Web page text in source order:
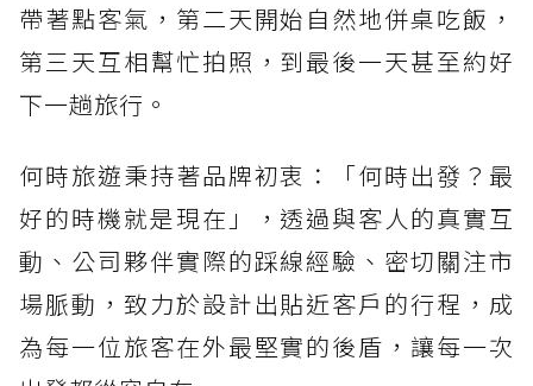
帶著點客氣，第二天開始自然地併桌吃飯，
第三天互相幫忙拍照，到最後一天甚至約好
下一趟旅行。
何時旅遊秉持著品牌初衷：「何時出發？最
好的時機就是現在」，透過與客人的真實互
動、公司夥伴實際的踩線經驗、密切關注市
場脈動，致力於設計出貼近客戶的行程，成
為每一位旅客在外最堅實的後盾，讓每一次